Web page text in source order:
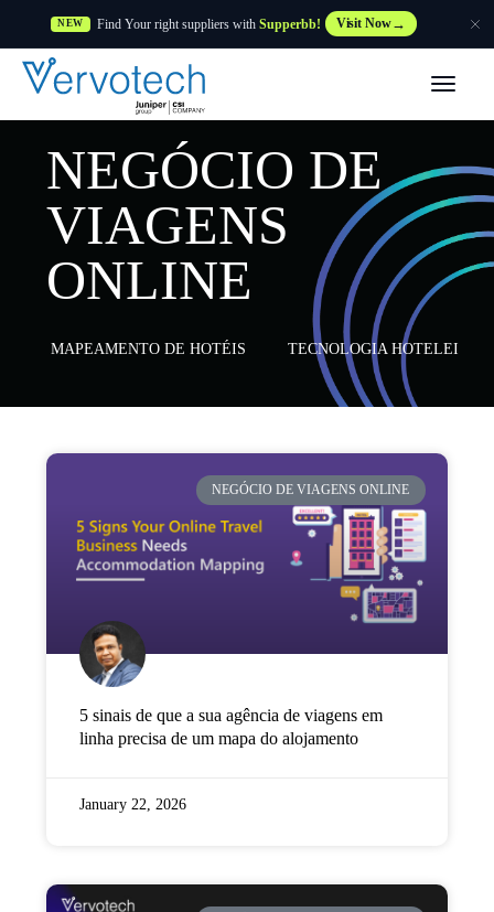
NEW Find Your right suppliers with Supperbb! Visit Now
NEGÓCIO DE
VIAGENS
ONLINE
MAPEAMENTO DE HOTÉIS TECNOLOGIA HOTELEIRA
NEGÓCIO DE VIAGENS ONLINE
5 sinais de que a sua agência de viagens em
linha precisa de um mapa do alojamento
January 22, 2026
Partner Solutions
Caraterísticas
Clientes
Preços
Apoio